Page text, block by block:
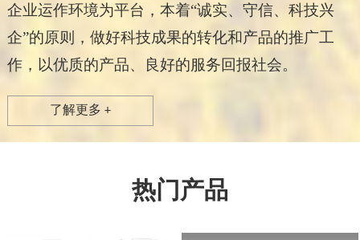
企业运作环境为平台，本着“诚实、守信、科技兴
企”的原则，做好科技成果的转化和产品的推广工
作，以优质的产品、良好的服务回报社会。
了解更多 +
热门产品